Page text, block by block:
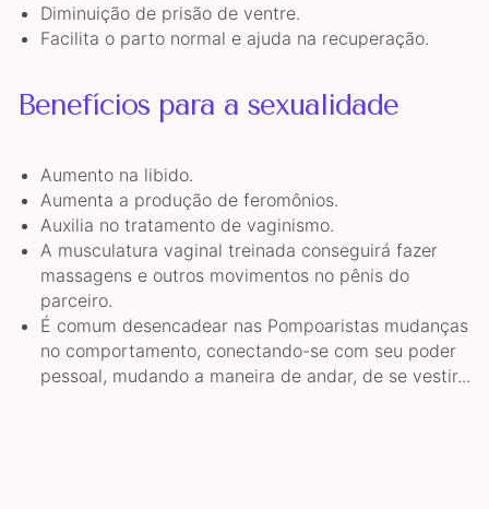
Diminuição de prisão de ventre.
Facilita o parto normal e ajuda na recuperação.
Benefícios para a sexualidade
Aumento na libido.
Aumenta a produção de feromônios.
Auxilia no tratamento de vaginismo.
A musculatura vaginal treinada conseguirá fazer
massagens e outros movimentos no pênis do
parceiro.
É comum desencadear nas Pompoaristas mudanças
no comportamento, conectando-se com seu poder
pessoal, mudando a maneira de andar, de se vestir...